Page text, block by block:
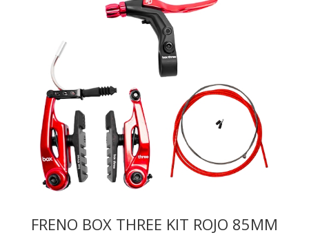
FRENO BOX THREE KIT ROJO 85MM